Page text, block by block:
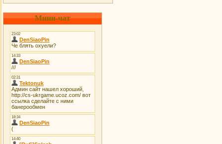
Мини-чат